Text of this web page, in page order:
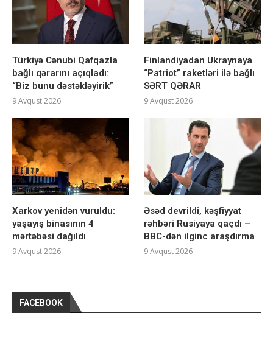
Türkiyə Cənubi Qafqazla
bağlı qərarını açıqladı:
“Biz bunu dəstəkləyirik”
9 Avqust 2026
Finlandiyadan Ukraynaya
“Patriot” raketləri ilə bağlı
SƏRT QƏRAR
9 Avqust 2026
Xarkov yenidən vuruldu:
yaşayış binasının 4
mərtəbəsi dağıldı
9 Avqust 2026
Əsəd devrildi, kəşfiyyat
rəhbəri Rusiyaya qaçdı –
BBC-dən ilginc araşdırma
9 Avqust 2026
FACEBOOK